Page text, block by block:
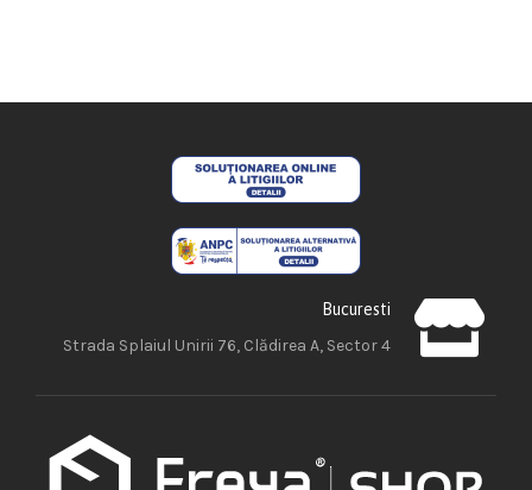
Bucuresti
Strada Splaiul Unirii 76, Clădirea A, Sector 4